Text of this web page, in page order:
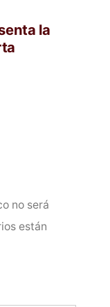
la
no será
están